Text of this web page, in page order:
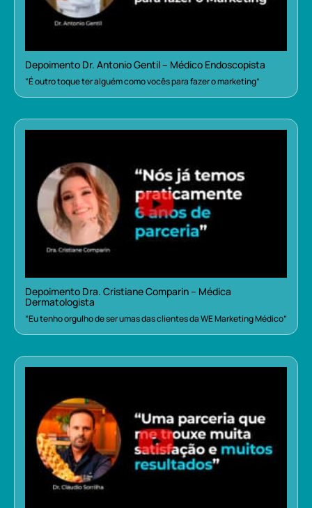
Depoimento Dr. Antonio Gentil – Médico Endoscopista
“É outro toque ter alguém como vocês para fazer o marketing”
Depoimento Dra. Cristiane Comparin – Médica
Dermatologista
“Eu tenho orgulho de ser umas das clientes da WE Marketing Médico”